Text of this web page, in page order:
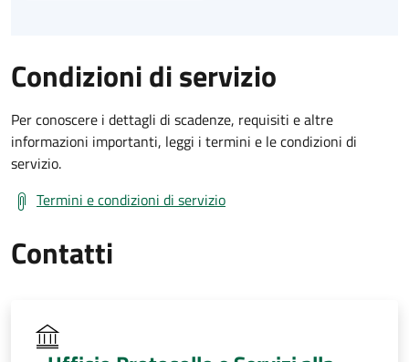
Condizioni di servizio
Per conoscere i dettagli di scadenze, requisiti e altre
informazioni importanti, leggi i termini e le condizioni di
servizio.
Termini e condizioni di servizio
Contatti